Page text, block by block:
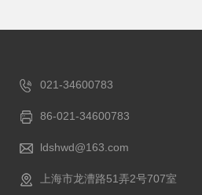
021-34600783
86-021-34600783
ldshwd@163.com
上海市龙漕路51弄2号707室